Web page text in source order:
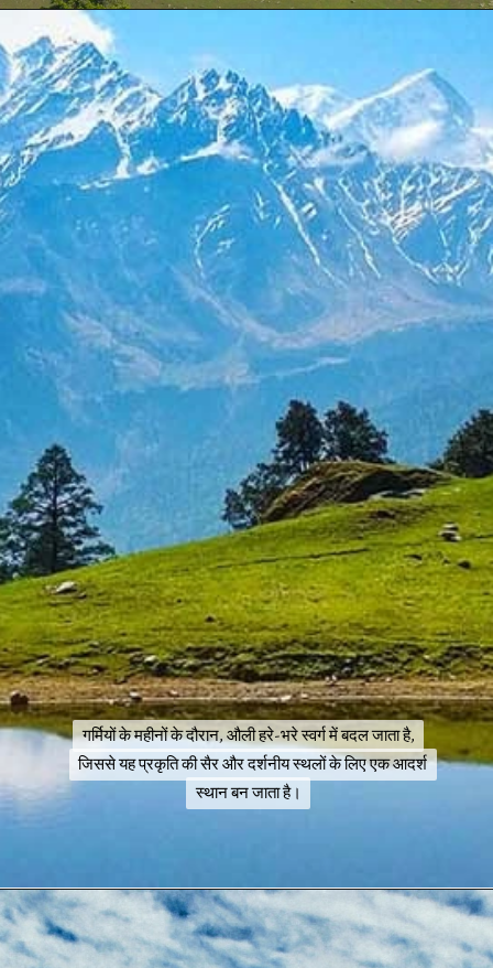
गर्मियों के महीनों के दौरान, औली हरे-भरे स्वर्ग में बदल जाता है,
जिससे यह प्रकृति की सैर और दर्शनीय स्थलों के लिए एक आदर्श
स्थान बन जाता है।
गर्मियों के महीनों के दौरान, औली हरे-भरे स्वर्ग में बदल जाता है,
जिससे यह प्रकृति की सैर और दर्शनीय स्थलों के लिए एक आदर्श
स्थान बन जाता है।